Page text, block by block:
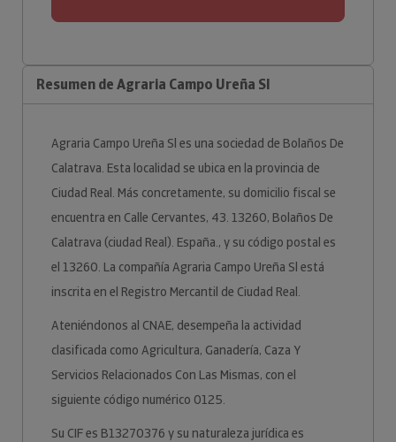
Resumen de Agraria Campo Ureña Sl
Agraria Campo Ureña Sl es una sociedad de Bolaños De
Calatrava. Esta localidad se ubica en la provincia de
Ciudad Real. Más concretamente, su domicilio fiscal se
encuentra en Calle Cervantes, 43. 13260, Bolaños De
Calatrava (ciudad Real). España., y su código postal es
el 13260. La compañía Agraria Campo Ureña Sl está
inscrita en el Registro Mercantil de Ciudad Real.
Ateniéndonos al CNAE, desempeña la actividad
clasificada como Agricultura, Ganadería, Caza Y
Servicios Relacionados Con Las Mismas, con el
siguiente código numérico 0125.
Su CIF es B13270376 y su naturaleza jurídica es